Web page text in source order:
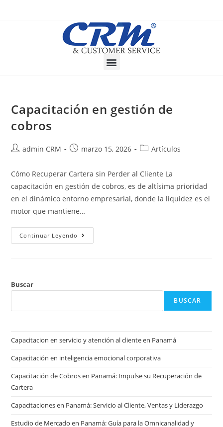
Capacitación en gestión de
cobros
admin CRM marzo 15, 2026 Artículos
Cómo Recuperar Cartera sin Perder al Cliente La
capacitación en gestión de cobros, es de altísima prioridad
en el dinámico entorno empresarial, donde la liquidez es el
motor que mantiene…
Continuar Leyendo
Buscar
BUSCAR
Capacitacion en servicio y atención al cliente en Panamá
Capacitación en inteligencia emocional corporativa
Capacitación de Cobros en Panamá: Impulse su Recuperación de
Cartera
Capacitaciones en Panamá: Servicio al Cliente, Ventas y Liderazgo
Estudio de Mercado en Panamá: Guía para la Omnicanalidad y